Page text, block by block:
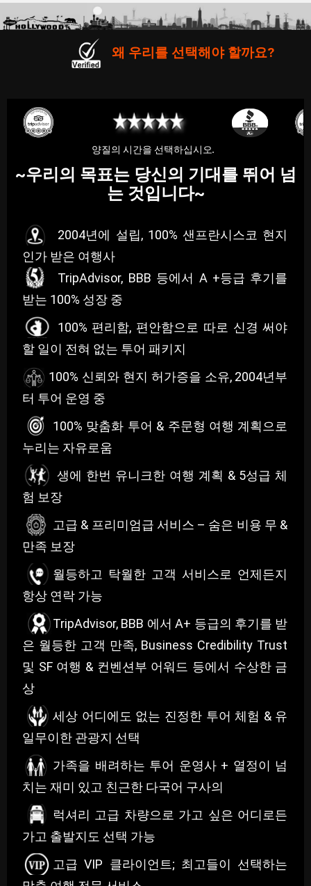
왜 우리를 선택해야 할까요?
양질의 시간을 선택하십시오.
~우리의 목표는 당신의 기대를 뛰어 넘
는 것입니다~
2004년에 설립, 100% 샌프란시스코 현지
인가 받은 여행사
TripAdvisor, BBB 등에서 A +등급 후기를
받는 100% 성장 중
100% 편리함, 편안함으로 따로 신경 써야
할 일이 전혀 없는 투어 패키지
100% 신뢰와 현지 허가증을 소유, 2004년부
터 투어 운영 중
100% 맞춤화 투어 & 주문형 여행 계획으로
누리는 자유로움
생에 한번 유니크한 여행 계획 & 5성급 체
험 보장
고급 & 프리미엄급 서비스 – 숨은 비용 무 &
만족 보장
월등하고 탁월한 고객 서비스로 언제든지
항상 연락 가능
TripAdvisor, BBB 에서 A+ 등급의 후기를 받
은 월등한 고객 만족, Business Credibility Trust
및 SF 여행 & 컨벤션부 어워드 등에서 수상한 금
상
세상 어디에도 없는 진정한 투어 체험 & 유
일무이한 관광지 선택
가족을 배려하는 투어 운영사 + 열정이 넘
치는 재미 있고 친근한 다국어 구사의
럭셔리 고급 차량으로 가고 싶은 어디로든
가고 출발지도 선택 가능
고급 VIP 클라이언트; 최고들이 선택하는